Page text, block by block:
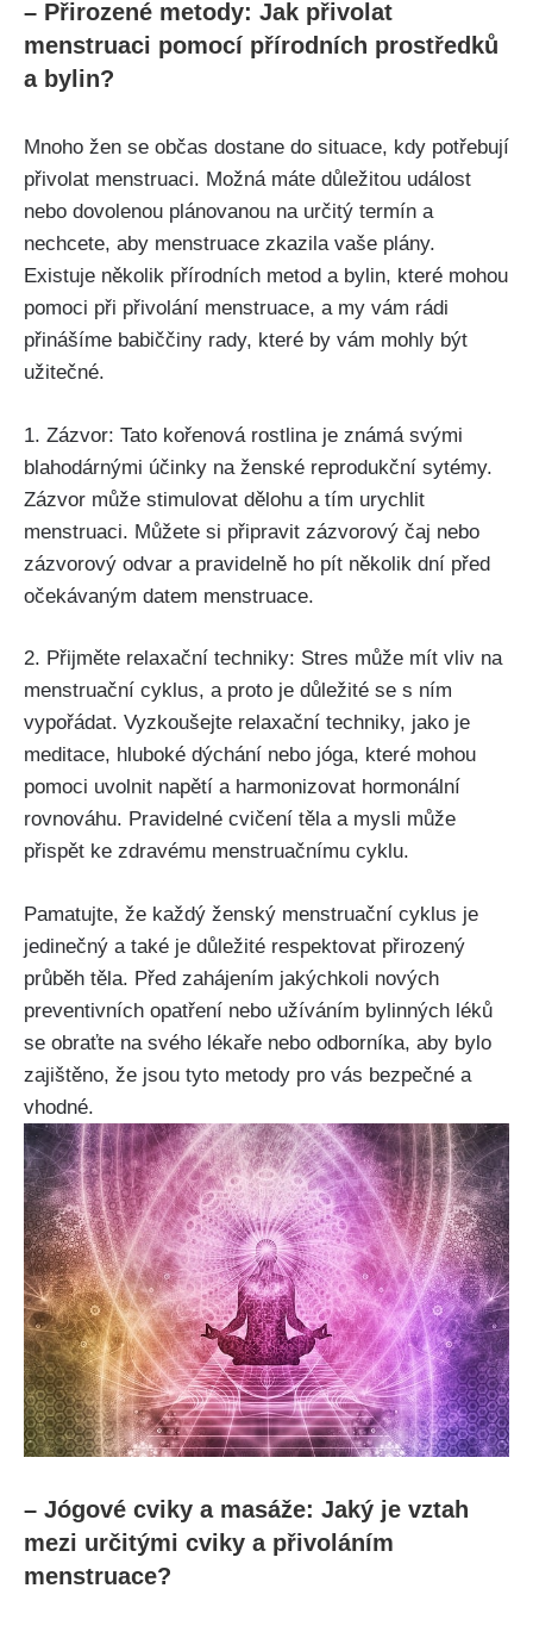
– Přirozené metody: Jak ⁤přivolat
menstruaci pomocí přírodních prostředků
a bylin?
Mnoho žen se občas dostane do situace,​ kdy potřebují
přivolat ⁢menstruaci. Možná máte důležitou událost
nebo dovolenou plánovanou na určitý termín a
nechcete, ​aby menstruace zkazila vaše plány.
Existuje několik ⁢přírodních metod a ‍bylin, které ⁤mohou
pomoci při přivolání menstruace, a my vám rádi
přinášíme babiččiny‍ rady, které by ⁤vám ‌mohly‍ být​
užitečné.
1. Zázvor: Tato kořenová rostlina je známá‍ svými
blahodárnými⁤ účinky na ženské reprodukční sytémy.
Zázvor může ​stimulovat dělohu a tím urychlit
menstruaci. Můžete si připravit zázvorový čaj nebo
zázvorový odvar a pravidelně ⁢ho ⁣pít několik dní před
očekávaným datem menstruace.
2. Přijměte relaxační techniky: Stres může mít ‍vliv na
menstruační cyklus, a proto je důležité se s ním
vypořádat. Vyzkoušejte⁤ relaxační techniky, jako je
‍meditace, hluboké dýchání nebo jóga, které mohou
pomoci uvolnit napětí a harmonizovat hormonální
rovnováhu. Pravidelné cvičení těla a mysli může
⁣přispět ke zdravému menstruačnímu cyklu.
Pamatujte, že každý ženský menstruační cyklus je
jedinečný ‌a také je důležité respektovat přirozený
průběh těla. Před zahájením jakýchkoli nových
preventivních⁤ opatření nebo užíváním bylinných léků
se obraťte na svého lékaře nebo⁢ odborníka, ⁣aby bylo
zajištěno, že jsou tyto⁣ metody pro vás bezpečné a
vhodné.
– Jógové cviky⁤ a masáže: Jaký je vztah
‌mezi určitými cviky a přivoláním
menstruace?